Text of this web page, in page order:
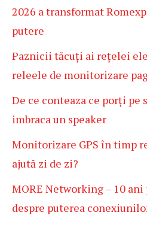
2026 a transformat
putere
Paznicii tăcuți ai rețelei
releele de monitorizare
De ce conteaza ce porți pe
imbraca un speaker
Monitorizare GPS în timp
ajută zi de zi?
MORE Networking – 10
despre puterea